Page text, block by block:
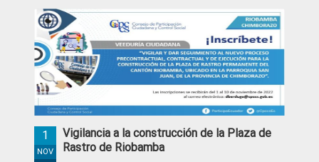
Vigilancia a la construcción de la Plaza de
Rastro de Riobamba
1
NOV